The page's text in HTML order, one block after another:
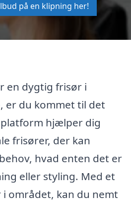
på en klipning her!
en dygtig frisør i
er du kommet til det
hjælper dig
frisører, der kan
hvad enten det er
eller styling. Med et
området, kan du nemt